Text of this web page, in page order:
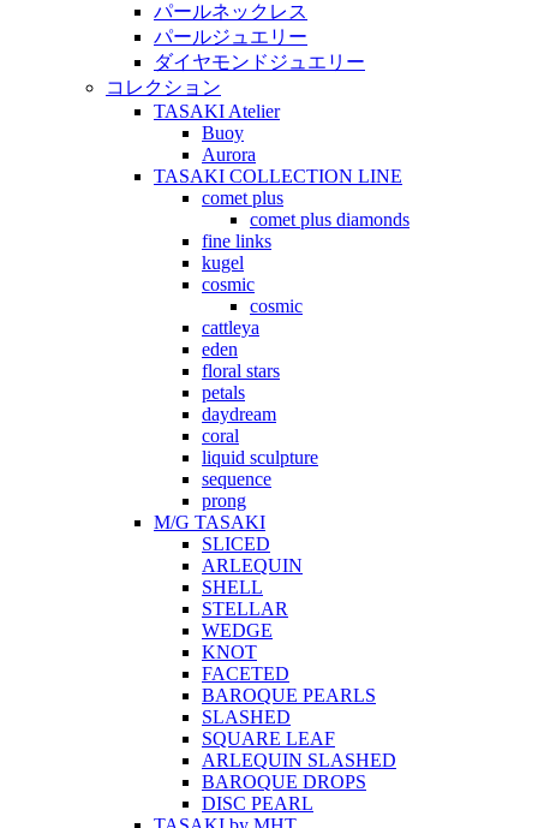
パールネックレス
パールジュエリー
ダイヤモンドジュエリー
コレクション
TASAKI Atelier
Buoy
Aurora
TASAKI COLLECTION LINE
comet plus
comet plus diamonds
fine links
kugel
cosmic
cosmic
cattleya
eden
floral stars
petals
daydream
coral
liquid sculpture
sequence
prong
M/G TASAKI
SLICED
ARLEQUIN
SHELL
STELLAR
WEDGE
KNOT
FACETED
BAROQUE PEARLS
SLASHED
SQUARE LEAF
ARLEQUIN SLASHED
BAROQUE DROPS
DISC PEARL